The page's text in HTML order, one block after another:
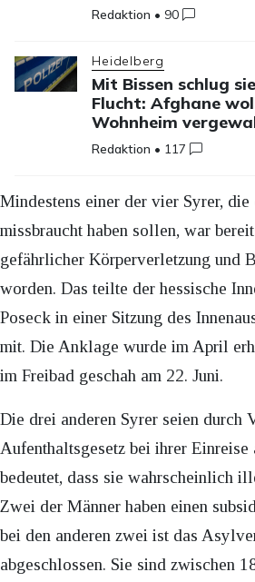
Redaktion • 90
Heidelberg
Mit Bissen schlug
Flucht: Afghane
Wohnheim
Redaktion • 117
Mindestens einer der vier Syrer,
missbraucht haben sollen, war
gefährlicher Körperverletzung und
worden. Das teilte der hessische
Poseck in einer Sitzung des
mit. Die Anklage wurde im April
im Freibad geschah am 22. Juni.
Die drei anderen Syrer seien durch
Aufenthaltsgesetz bei ihrer Einreise
bedeutet, dass sie wahrscheinlich
Zwei der Männer haben einen
bei den anderen zwei ist das
abgeschlossen. Sie sind zwischen